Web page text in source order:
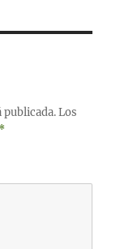
publicada. Los
*